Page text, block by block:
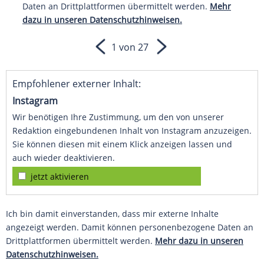
Daten an Drittplattformen übermittelt werden. Mehr
dazu in unseren Datenschutzhinweisen.
1 von 27
Empfohlener externer Inhalt:
Instagram
Wir benötigen Ihre Zustimmung, um den von unserer
Redaktion eingebundenen Inhalt von Instagram anzuzeigen.
Sie können diesen mit einem Klick anzeigen lassen und
auch wieder deaktivieren.
jetzt aktivieren
Ich bin damit einverstanden, dass mir externe Inhalte
angezeigt werden. Damit können personenbezogene Daten an
Drittplattformen übermittelt werden. Mehr dazu in unseren
Datenschutzhinweisen.